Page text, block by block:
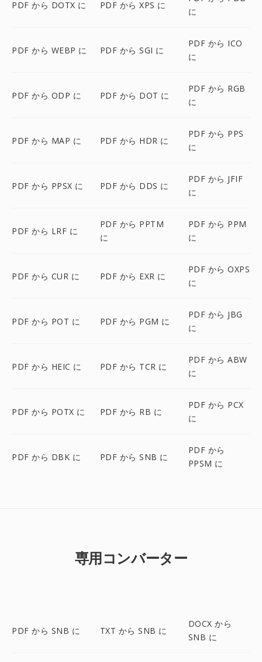
PDF から DOTX に PDF から XPS に
に
PDF から WEBP に PDF から SGI に
PDF から ICO
に
PDF から ODP に PDF から DOT に
PDF から RGB
に
PDF から MAP に PDF から HDR に
PDF から PPS
に
PDF から PPSX に PDF から DDS に
PDF から JFIF
に
PDF から LRF に
PDF から PPTM
に
PDF から PPM
に
PDF から CUR に PDF から EXR に
PDF から OXPS
に
PDF から POT に PDF から PGM に
PDF から JBG
に
PDF から HEIC に PDF から TCR に
PDF から ABW
に
PDF から POTX に PDF から RB に
PDF から PCX
に
PDF から DBK に PDF から SNB に
PDF から
PPSM に
専用コンバーター
PDF から SNB に TXT から SNB に
DOCX から
SNB に